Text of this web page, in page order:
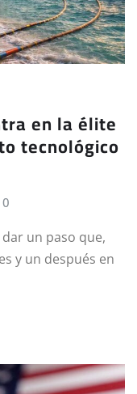
en la élite
tecnológico
0
un paso que,
y un después en